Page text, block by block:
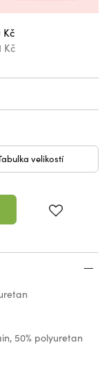
Kč
Kč
velikostí
50% polyuretan